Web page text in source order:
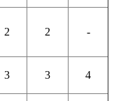
2 2 -
3 3 4